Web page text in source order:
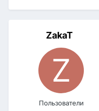
ZakaT
Пользователи